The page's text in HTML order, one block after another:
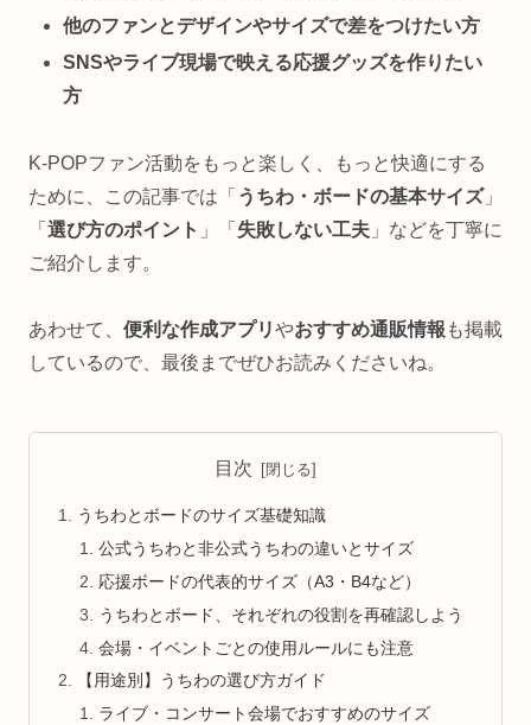
他のファンとデザインやサイズで差をつけたい方
SNSやライブ現場で映える応援グッズを作りたい
方
K-POPファン活動をもっと楽しく、もっと快適にする
ために、この記事では「 うちわ・ボードの基本サイズ」
「 選び方のポイント 」「 失敗しない工夫 」などを丁寧に
ご紹介します。
あわせて、 便利な作成アプリやおすすめ通販情報 も掲載
しているので、最後までぜひお読みくださいね。
目次
うちわとボードのサイズ基礎知識
公式うちわと非公式うちわの違いとサイズ
応援ボードの代表的サイズ（A3・B4など）
うちわとボード、それぞれの役割を再確認しよう
会場・イベントごとの使用ルールにも注意
【用途別】うちわの選び方ガイド
ライブ・コンサート会場でおすすめのサイズ